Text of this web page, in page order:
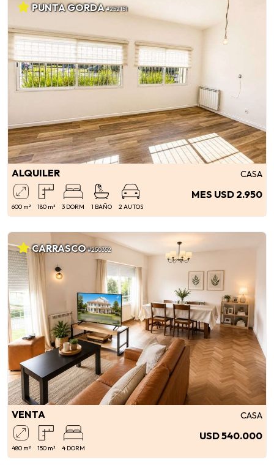
PUNTA GORDA#252151
ALQUILER CASA
600 m² 180 m² 3 DORM 1 BAÑO 2 AUTOS
MES USD 2.950
CARRASCO#250352
VENTA CASA
480 m² 150 m² 4 DORM
USD 540.000